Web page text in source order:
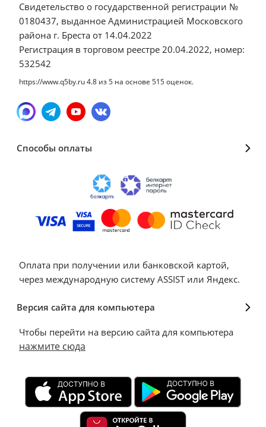
Свидетельство о государственной регистрации №
0180437, выданное Администрацией Московского
района г. Бреста от 14.04.2022
Регистрация в торговом реестре 20.04.2022, номер:
532542
https://www.q5by.ru4.8 из5 на основе 515оценок.
Способы оплаты
Оплата при получении или банковской картой,
через международную систему ASSIST или Яндекс.
Версия сайта для компьютера
Чтобы перейти на версию сайта для компьютера
нажмите сюда